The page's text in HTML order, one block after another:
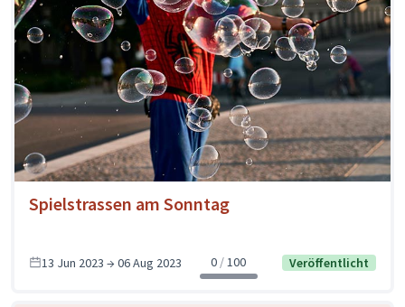
Spielstrassen am Sonntag
13 Jun 2023 → 06 Aug 2023 0 100 Veröffentlicht